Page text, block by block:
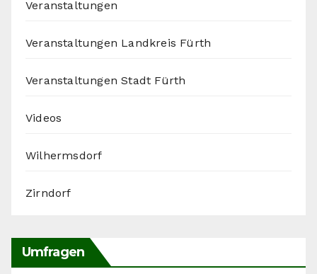
Veranstaltungen
Veranstaltungen Landkreis Fürth
Veranstaltungen Stadt Fürth
Videos
Wilhermsdorf
Zirndorf
Umfragen